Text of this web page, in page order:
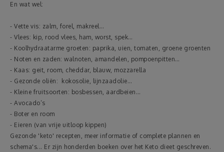
En wat wel:
- Vette vis: zalm, forel, makreel…
- Vlees: kip, rood vlees, ham, worst, spek…
- Koolhydraatarme groeten: paprika, uien, tomaten, groene groenten
- Noten en zaden: walnoten, amandelen, pompoenpitten…
- Kaas: geit, room, cheddar, blauw, mozzarella
- Gezonde oliën: kokosolie, lijnzaadolie…
- Kleine fruitsoorten: bosbessen, aardbeien…
- Avocado’s
- Boter en room
- Eieren (van vrije uitloop kippen)
Gezonde 'keto' recepten, meer informatie of complete plannen en
schema's... Er zijn honderden boeken over het Keto dieet geschreven.